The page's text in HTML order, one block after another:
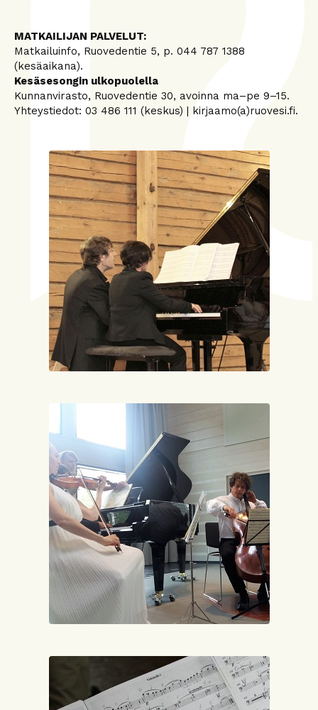
MATKAILIJAN PALVELUT:
Matkailuinfo, Ruovedentie 5, p. 044 787 1388
(kesäaikana).
Kesäsesongin ulkopuolella
Kunnanvirasto, Ruovedentie 30, avoinna ma–pe 9–15.
Yhteystiedot: 03 486 111 (keskus) | kirjaamo(a)ruovesi.fi.